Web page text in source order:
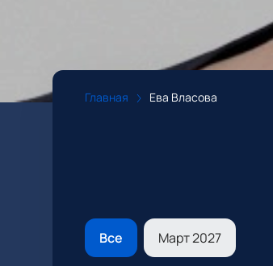
Главная Ева Власова
Все Март 2027